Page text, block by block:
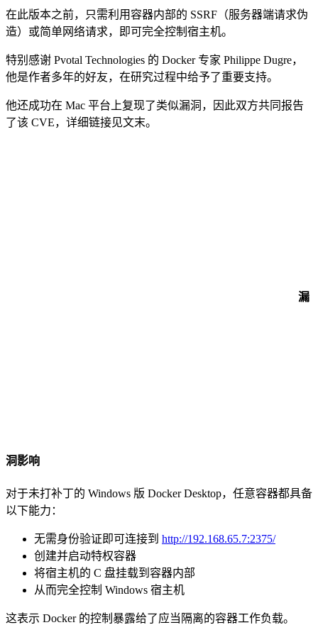
在此版本之前，只需利用容器内部的 SSRF（服务器端请求伪
造）或简单网络请求，即可完全控制宿主机。
特别感谢 Pvotal Technologies 的 Docker 专家 Philippe Dugre，
他是作者多年的好友，在研究过程中给予了重要支持。
他还成功在 Mac 平台上复现了类似漏洞，因此双方共同报告
了该 CVE，详细链接见文末。
漏
洞影响
对于未打补丁的 Windows 版 Docker Desktop，任意容器都具备
以下能力：
无需身份验证即可连接到 http://192.168.65.7:2375/
创建并启动特权容器
将宿主机的 C 盘挂载到容器内部
从而完全控制 Windows 宿主机
这表示 Docker 的控制暴露给了应当隔离的容器工作负载。